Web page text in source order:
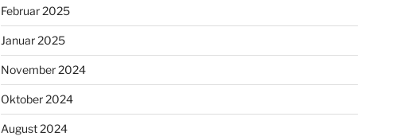
Februar 2025
Januar 2025
November 2024
Oktober 2024
August 2024